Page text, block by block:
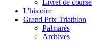
Livret de course
L'histoire
Grand Prix Triathlon
Palmarès
Archives